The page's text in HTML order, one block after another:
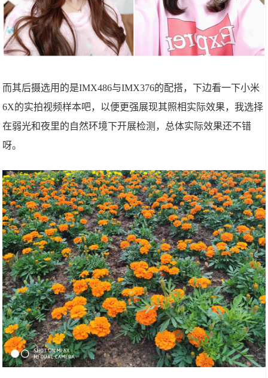
而其后摄选用的是IMX486与IMX376的配搭，下边看一下小米
6X的实拍视频样本吧，以便更强展现其照相实际效果，我选择
在弱光和夜里的自然环境下开展检测，总体实际效果还不错
呀。